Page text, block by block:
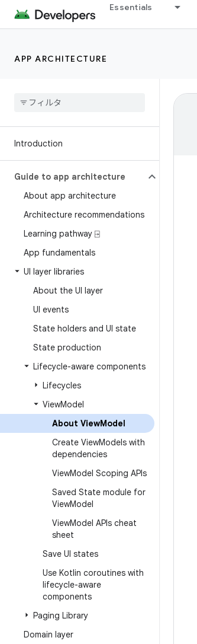
Essentials
APP ARCHITECTURE
Introduction
Guide to app architecture
About app architecture
Architecture recommendations
Learning pathway ⍈
App fundamentals
UI layer libraries
About the UI layer
UI events
State holders and UI state
State production
Lifecycle-aware components
Lifecycles
ViewModel
About ViewModel
Create ViewModels with
dependencies
ViewModel Scoping APIs
Saved State module for
ViewModel
ViewModel APIs cheat
sheet
Save UI states
Use Kotlin coroutines with
lifecycle-aware
components
Paging Library
Domain layer